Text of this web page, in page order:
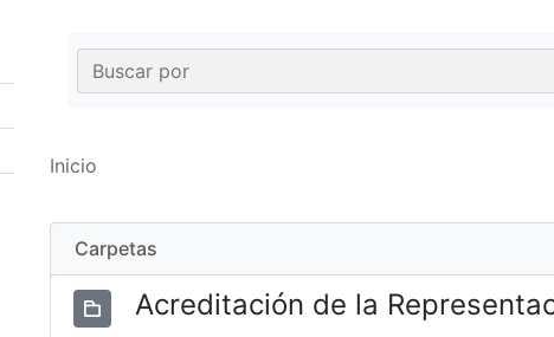
Inicio
Carpetas
Acreditación de la